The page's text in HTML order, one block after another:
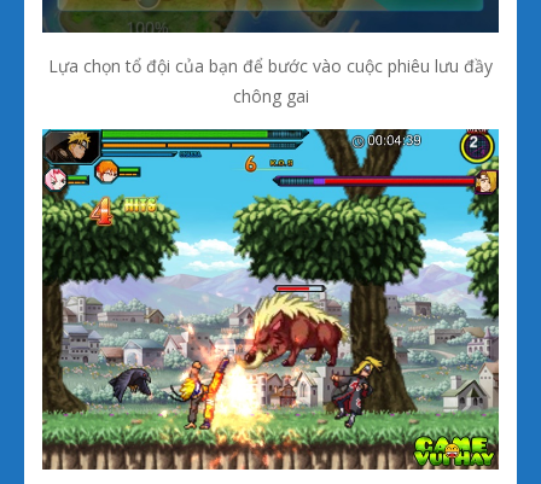
Lựa chọn tổ đội của bạn để bước vào cuộc phiêu lưu đầy
chông gai